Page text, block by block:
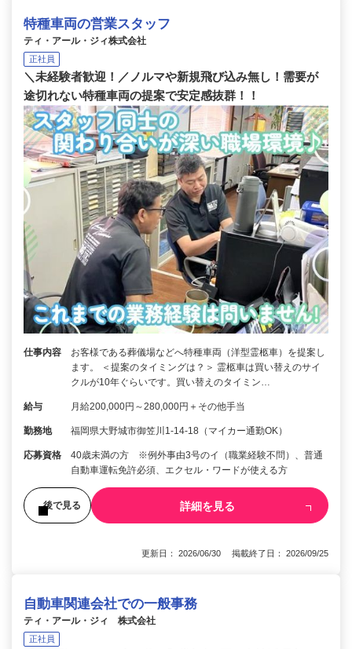
特種車両の営業スタッフ
ティ・アール・ジィ株式会社
正社員
＼未経験者歓迎！／ノルマや新規飛び込み無し！需要が
途切れない特種車両の提案で安定感抜群！！
仕事内容
お客様である葬儀場などへ特種車両（洋型霊柩車）を提案し
ます。 ＜提案のタイミングは？＞ 霊柩車は買い替えのサイ
クルが10年ぐらいです。買い替えのタイミン…
給与 月給200,000円～280,000円＋その他手当
勤務地 福岡県大野城市御笠川1-14-18（マイカー通勤OK）
応募資格
40歳未満の方 ※例外事由3号のイ（職業経験不問）、普通
自動車運転免許必須、エクセル・ワードが使える方
後で見る 詳細を見る
更新日： 2026/06/30 掲載終了日： 2026/09/25
自動車関連会社での一般事務
ティ・アール・ジィ 株式会社
正社員